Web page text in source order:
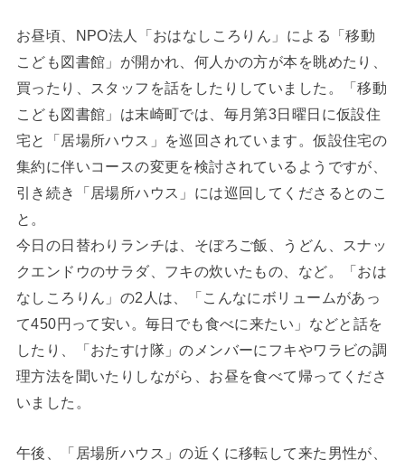
お昼頃、NPO法人「おはなしころりん」による「移動
こども図書館」が開かれ、何人かの方が本を眺めたり、
買ったり、スタッフを話をしたりしていました。「移動
こども図書館」は末崎町では、毎月第3日曜日に仮設住
宅と「居場所ハウス」を巡回されています。仮設住宅の
集約に伴いコースの変更を検討されているようですが、
引き続き「居場所ハウス」には巡回してくださるとのこ
と。
今日の日替わりランチは、そぼろご飯、うどん、スナッ
クエンドウのサラダ、フキの炊いたもの、など。「おは
なしころりん」の2人は、「こんなにボリュームがあっ
て450円って安い。毎日でも食べに来たい」などと話を
したり、「おたすけ隊」のメンバーにフキやワラビの調
理方法を聞いたりしながら、お昼を食べて帰ってくださ
いました。
午後、「居場所ハウス」の近くに移転して来た男性が、